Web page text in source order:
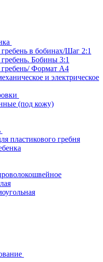
в бобинах/Шаг 2:1
Бобины 3:1
Формат А4
и электрическое
(под кожу)
пластикового гребня